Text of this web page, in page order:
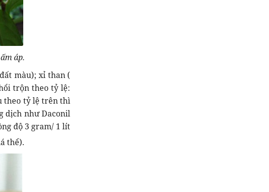
áp.
màu); xỉ than (
trộn theo tỷ lệ:
theo tỷ lệ trên thì
dịch như Daconil
độ 3 gram/ 1 lít
thể).